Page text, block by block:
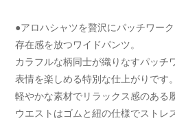
●アロハシャツを贅沢にパッチワー
存在感を放つワイドパンツ。
カラフルな柄同士が織りなすパッチ
表情を楽しめる特別な仕上がりです。
軽やかな素材でリラックス感のある
ウエストはゴムと紐の仕様でストレ